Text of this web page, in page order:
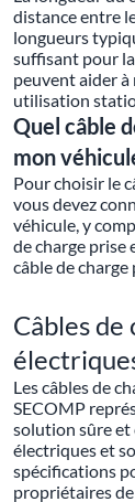
distance entre
longueurs
suffisant pour
peuvent aider
utilisation
Quel câble
mon
Pour choisir le
vous devez
véhicule, y
de charge prise
câble de
Câbles
Les câbles de
SECOMP
solution sûre et
électriques et
spécifications
propriétaires